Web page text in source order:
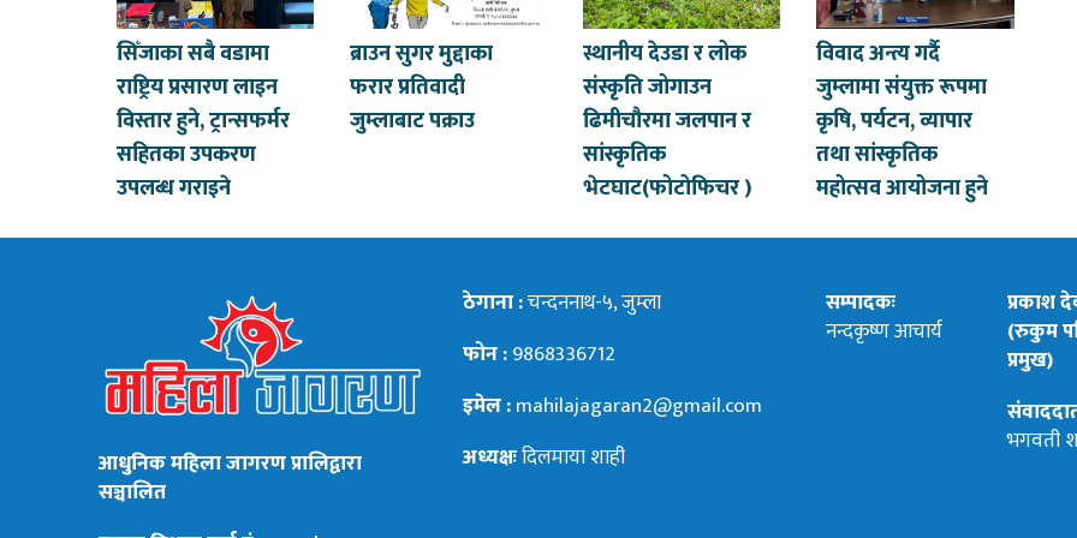
सिँजाका सबै वडामा
राष्ट्रिय प्रसारण लाइन
विस्तार हुने, ट्रान्सफर्मर
सहितका उपकरण
उपलब्ध गराइने
ब्राउन सुगर मुद्दाका
फरार प्रतिवादी
जुम्लाबाट पक्राउ
स्थानीय देउडा र लोक
संस्कृति जोगाउन
ढिमीचौरमा जलपान र
सांस्कृतिक
भेटघाट(फोटोफिचर )
विवाद अन्त्य गर्दै
जुम्लामा संयुक्त रूपमा
कृषि, पर्यटन, व्यापार
तथा सांस्कृतिक
महोत्सव आयोजना हुने
आधुनिक महिला जागरण प्रालिद्वारा
सञ्चालित
ठेगाना :चन्दननाथ-५, जुम्ला
फोन :9868336712
इमेल :mahilajagaran2@gmail.com
अध्यक्षःदिलमाया शाही
सम्पादकः
नन्दकृष्ण आचार्य
प्रकाश
(रुकुम
प्रमुख)
भगवती